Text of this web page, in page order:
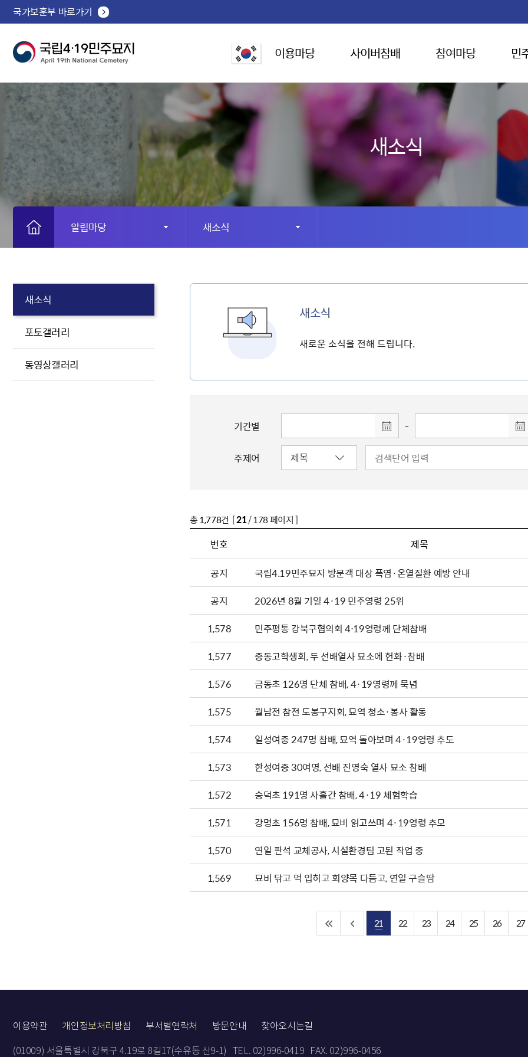
국가보훈부 바로가기
이용마당 사이버참배 참여마당 민
새소식
알림마당 새소식
새소식
포토갤러리
동영상갤러리
새소식
새로운 소식을 전해 드립니다.
기간별 -
주제어
총1,778건 [21/ 178 페이지 ]
번호 제목
공지
국립4.19민주묘지 방문객 대상 폭염·온열질환 예방 안내
공지
2026년 8월 기일 4·19 민주영령 25위
1,578
민주평통 강북구협의회 4⋅19영령께 단체참배
1,577
중동고학생회, 두 선배열사 묘소에 헌화·참배
1,576
금동초 126명 단체 참배, 4·19영령께 묵념
1,575
월남전 참전 도봉구지회, 묘역 청소·봉사 활동
1,574
일성여중 247명 참배, 묘역 돌아보며 4·19영령 추도
1,573
한성여중 30여명, 선배 진영숙 열사 묘소 참배
1,572
숭덕초 191명 사흘간 참배, 4·19 체험학습
1,571
강명초 156명 참배, 묘비 읽고쓰며 4·19영령 추모
1,570
연일 판석 교체공사, 시설환경팀 고된 작업 중
1,569
묘비 닦고 먹 입히고 회양목 다듬고, 연일 구슬땀
21 22 23 24 25 26 27
이용약관 개인정보처리방침 부서별연락처 방문안내 찾아오시는길
(01009) 서울특별시 강북구 4.19로 8길17(수유동 산9-1) TEL. 02)996-0419 FAX. 02)996-0456